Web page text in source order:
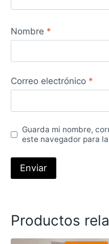
Nombre *
Correo electrónico *
Guarda mi nombre,
este navegador para
Productos